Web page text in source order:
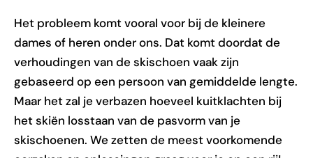
Het probleem komt vooral voor bij de kleinere
dames of heren onder ons. Dat komt doordat de
verhoudingen van de skischoen vaak zijn
gebaseerd op een persoon van gemiddelde lengte.
Maar het zal je verbazen hoeveel kuitklachten bij
het skiën losstaan van de pasvorm van je
skischoenen. We zetten de meest voorkomende